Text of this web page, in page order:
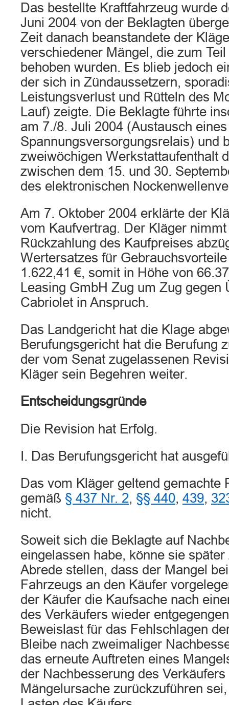
Das bestellte Kraftfahrzeug wurde
Juni 2004 von der Beklagten
Zeit danach beanstandete der
verschiedener Mängel, die zum
behoben wurden. Es blieb jedoch
der sich in Zündaussetzern,
Leistungsverlust und Rütteln des
Lauf) zeigte. Die Beklagte führte
am 7./8. Juli 2004 (Austausch eines
Spannungsversorgungsrelais) und
zweiwöchigen Werkstattaufenthalt
zwischen dem 15. und 30.
des elektronischen
Am 7. Oktober 2004 erklärte der
vom Kaufvertrag. Der Kläger
Rückzahlung des Kaufpreises
Wertersatzes für
1.622,41 €, somit in Höhe von
Leasing GmbH Zug um Zug gegen
Cabriolet in Anspruch.
Das Landgericht hat die Klage
Berufungsgericht hat die Berufung
der vom Senat zugelassenen
Kläger sein Begehren weiter.
Entscheidungsgründe
Die Revision hat Erfolg.
I. Das Berufungsgericht hat
Das vom Kläger geltend gemachte
gemäß § 437 Nr. 2, §§ 440, 439,
nicht.
Soweit sich die Beklagte auf
eingelassen habe, könne sie
Abrede stellen, dass der Mangel
Fahrzeugs an den Käufer
der Käufer die Kaufsache nach
des Verkäufers wieder
Beweislast für das Fehlschlagen
Bleibe nach zweimaliger
das erneute Auftreten eines
der Nachbesserung des
Mängelursache zurückzuführen